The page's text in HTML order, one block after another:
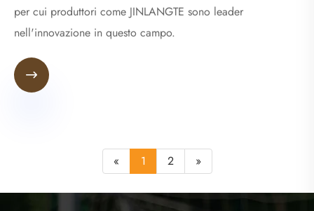
per cui produttori come JINLANGTE sono leader
nell'innovazione in questo campo.

« 1 2 »